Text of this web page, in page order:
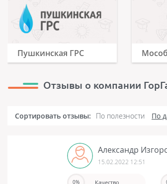
Пушкинская ГРС
Отзывы о компании
Сортировать отзывы: По полезности По
Александр
15.02.2022 12:51
0% Качество